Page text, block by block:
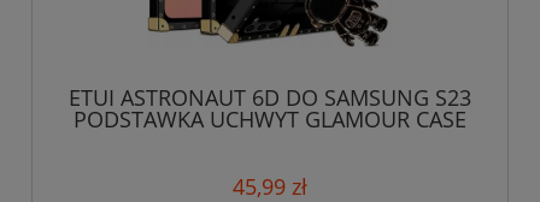
ETUI ASTRONAUT 6D DO SAMSUNG S23
PODSTAWKA UCHWYT GLAMOUR CASE
45,99 zł